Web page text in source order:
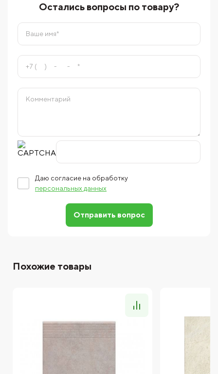
Остались вопросы по товару?
Даю согласие на обработку
персональных данных
Отправить вопрос
Похожие товары